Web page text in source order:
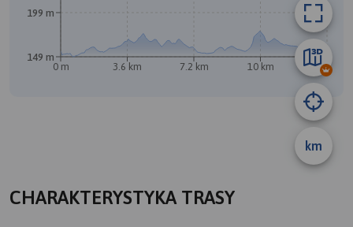
km
0 m 3.6 km 7.2 km 10 km 14 km
149 m
199 m
CHARAKTERYSTYKA TRASY